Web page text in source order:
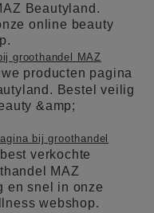
Beautyland.
online beauty
groothandel MAZ
producten pagina
Bestel veilig
&amp;
bij groothandel
verkochte
MAZ
en snel in onze
webshop.